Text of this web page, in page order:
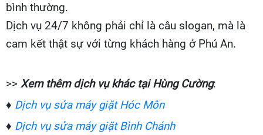
bình thường.
Dịch vụ 24/7 không phải chỉ là câu slogan, mà là
cam kết thật sự với từng khách hàng ở Phú An.
>> Xem thêm dịch vụ khác tại Hùng Cường:
♦ Dịch vụ sửa máy giặt Hóc Môn
♦ Dịch vụ sửa máy giặt Bình Chánh